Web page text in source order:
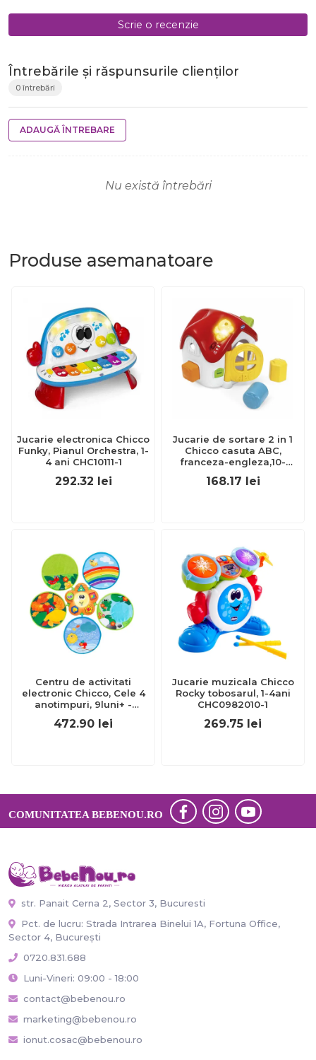
Scrie o recenzie
Întrebările și răspunsurile clienților
0 întrebări
ADAUGĂ ÎNTREBARE
Nu există întrebări
Produse asemanatoare
Jucarie electronica Chicco
Funky, Pianul Orchestra, 1-
4 ani CHC10111-1
292.32 lei
Jucarie de sortare 2 in 1
Chicco casuta ABC,
franceza-engleza,10-
36luni CHC1209600-1
168.17 lei
Centru de activitati
electronic Chicco, Cele 4
anotimpuri, 9luni+ -
472.90 lei
Jucarie muzicala Chicco
Rocky tobosarul, 1-4ani
CHC0982010-1
269.75 lei
COMUNITATEA BEBENOU.RO
str. Panait Cerna 2, Sector 3, Bucuresti
Pct. de lucru: Strada Intrarea Binelui 1A, Fortuna Office,
Sector 4, București
0720.831.688
Luni-Vineri: 09:00 - 18:00
contact@bebenou.ro
marketing@bebenou.ro
ionut.cosac@bebenou.ro